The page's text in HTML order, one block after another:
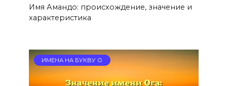
Имя Амандо: происхождение, значение и
характеристика
ИМЕНА НА БУКВУ О